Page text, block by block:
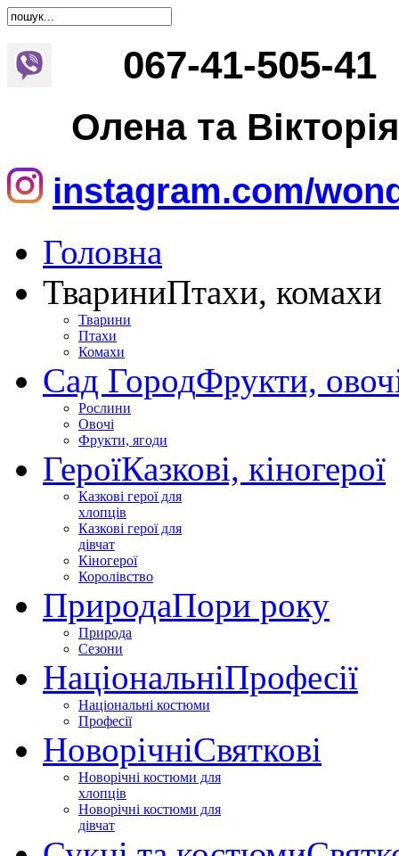
067-41-505-41
Олена та Вікторія
instagram.com/
Головна
ТвариниПтахи, комахи
Тварини
Птахи
Комахи
Сад ГородФрукти,
Рослини
Овочі
Фрукти, ягоди
ГероїКазкові, кіногерої
Казкові герої для
хлопців
Казкові герої для
дівчат
Кіногерої
Королівство
ПриродаПори року
Природа
Сезони
НаціональніПрофесії
Національні костюми
Професії
НоворічніСвяткові
Новорічні костюми для
хлопців
Новорічні костюми для
дівчат